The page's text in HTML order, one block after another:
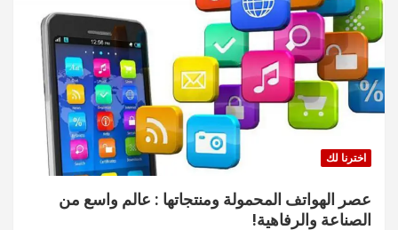
اخترنا لك
عصر الهواتف المحمولة ومنتجاتها : عالم واسع من
الصناعة والرفاهية!